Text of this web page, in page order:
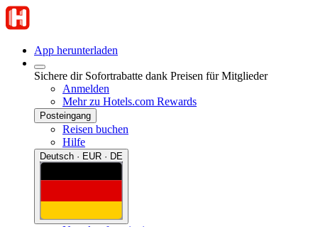
App herunterladen
Sichere dir Sofortrabatte dank Preisen für Mitglieder
Anmelden
Mehr zu Hotels.com Rewards
Posteingang
Reisen buchen
Hilfe
Deutsch · EUR · DE